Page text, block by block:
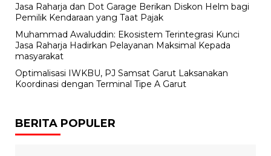
Jasa Raharja dan Dot Garage Berikan Diskon Helm bagi
Pemilik Kendaraan yang Taat Pajak
Muhammad Awaluddin: Ekosistem Terintegrasi Kunci
Jasa Raharja Hadirkan Pelayanan Maksimal Kepada
masyarakat
Optimalisasi IWKBU, PJ Samsat Garut Laksanakan
Koordinasi dengan Terminal Tipe A Garut
BERITA POPULER